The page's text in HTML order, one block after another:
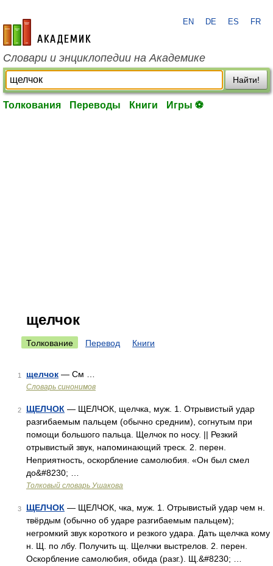
academic.ru
EN DE ES FR
Словари и энциклопедии на Академике
Найти!
Толкования Переводы Книги Игры ⚽
щелчок
Толкование Перевод Книги
1 щелчок — См …
Словарь синонимов
2 ЩЕЛЧОК — ЩЕЛЧОК, щелчка, муж. 1. Отрывистый удар
разгибаемым пальцем (обычно средним), согнутым при
помощи большого пальца. Щелчок по носу. || Резкий
отрывистый звук, напоминающий треск. 2. перен.
Неприятность, оскорбление самолюбия. «Он был смел
до&#8230; …
Толковый словарь Ушакова
3 ЩЕЛЧОК — ЩЕЛЧОК, чка, муж. 1. Отрывистый удар чем н.
твёрдым (обычно об ударе разгибаемым пальцем);
негромкий звук короткого и резкого удара. Дать щелчка кому
н. Щ. по лбу. Получить щ. Щелчки выстрелов. 2. перен.
Оскорбление самолюбия, обида (разг.). Щ.&#8230; …